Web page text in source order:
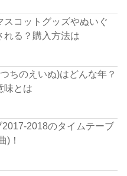
スコットグッズやぬいぐ
れる？購入方法は
ちのえいぬ)はどんな年？
味とは
2018のタイムテーブ
)！